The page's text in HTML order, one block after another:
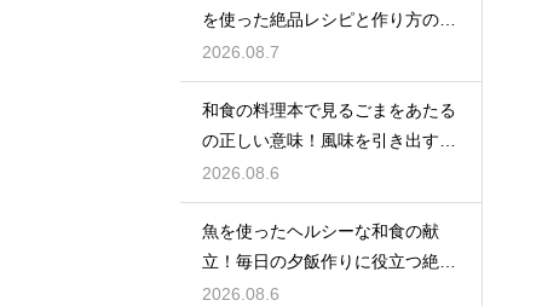
を使った絶品レシピと作り方のコ
ツ
2026.08.7
和食の料理本で見るごまをあたる
の正しい意味！風味を引き出すプ
ロの手仕事
2026.08.6
魚を使ったヘルシーな和食の献
立！毎日の夕飯作りに役立つ絶品
レシピ集
2026.08.6